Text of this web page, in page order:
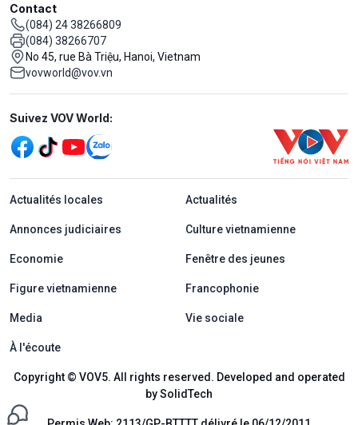
Contact
(084) 24 38266809
(084) 38266707
No 45, rue Bà Triệu, Hanoi, Vietnam
vovworld@vov.vn
Mạng xã hội
Suivez VOV World:
menu footer tiếng Pháp
Actualités locales Actualités
Annonces judiciaires Culture vietnamienne
Economie Fenêtre des jeunes
Figure vietnamienne Francophonie
Media Vie sociale
À l'écoute
Copyright © VOV5. All rights reserved. Developed and operated
by SolidTech